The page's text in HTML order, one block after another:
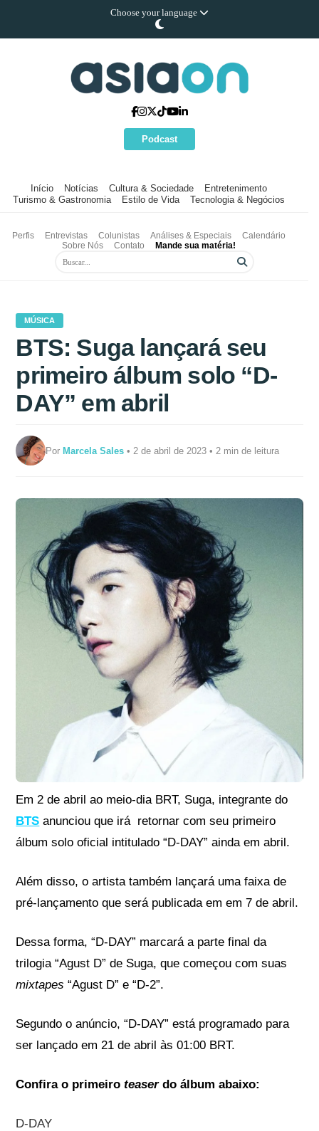
Choose your language
Podcast
Início Notícias Cultura & Sociedade
Entretenimento
Turismo & Gastronomia
Estilo de Vida Tecnologia & Negócios
Perfis Entrevistas Colunistas Análises & Especiais
Calendário
Sobre Nós
Contato Mande sua matéria!
MÚSICA
BTS: Suga lançará seu
primeiro álbum solo “D-
DAY” em abril
PorMarcela Sales • 2 de abril de 2023 • 2 min de leitura
Em 2 de abril ao meio-dia BRT, Suga, integrante do
BTS anunciou que irá retornar com seu primeiro
álbum solo oficial intitulado “D-DAY” ainda em abril.
Além disso, o artista também lançará uma faixa de
pré-lançamento que será publicada em em 7 de abril.
Dessa forma, “D-DAY” marcará a parte final da
trilogia “Agust D” de Suga, que começou com suas
mixtapes “Agust D” e “D-2”.
Segundo o anúncio, “D-DAY” está programado para
ser lançado em 21 de abril às 01:00 BRT.
Confira o primeiroteaserdo álbum abaixo:
D-DAY